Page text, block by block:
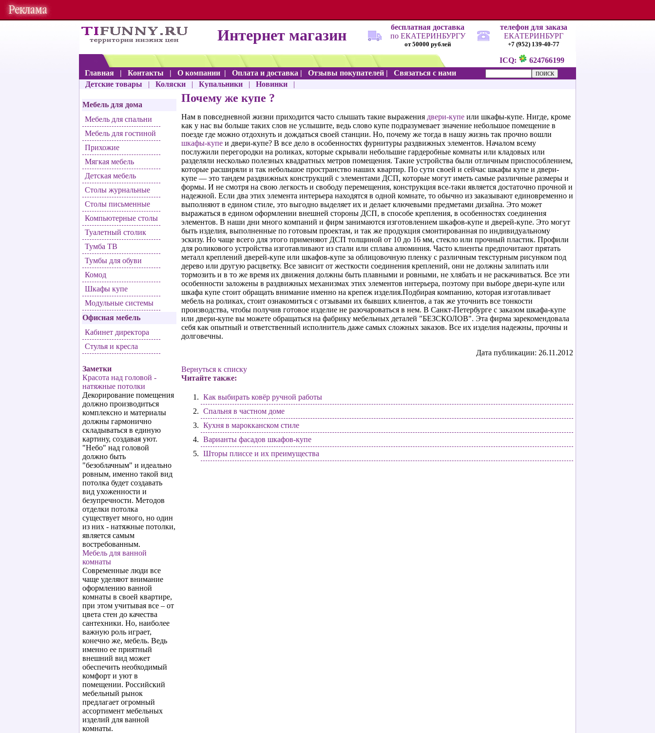
Интернет магазин
бесплатная доставка
по ЕКАТЕРИНБУРГУ
от 50000 рублей
телефон для заказа
ЕКАТЕРИНБУРГ
+7 (952) 139-40-77
ICQ:
624766199
Главная
| Контакты | О компании | Оплата и доставка | Отзывы покупателей |
Связаться с нами
Детские товары
| Коляски | Купальники | Новинки |
Мебель для дома
Мебель для спальни
Мебель для гостиной
Прихожие
Мягкая мебель
Детская мебель
Столы журнальные
Столы письменные
Компьютерные столы
Туалетный столик
Тумба ТВ
Тумбы для обуви
Комод
Шкафы купе
Модульные системы
Офисная мебель
Кабинет директора
Стулья и кресла
Заметки
Красота над головой -
натяжные потолки
Декорирование помещения
должно производиться
комплексно и материалы
должны гармонично
складываться в единую
картину, создавая уют.
"Небо" над головой
должно быть
"безоблачным" и идеально
ровным, именно такой вид
потолка будет создавать
вид ухоженности и
безупречности. Методов
отделки потолка
существует много, но один
из них - натяжные потолки,
является самым
востребованным.
Мебель для ванной
комнаты
Современные люди все
чаще уделяют внимание
оформлению ванной
комнаты в своей квартире,
при этом учитывая все – от
цвета стен до качества
сантехники. Но, наиболее
важную роль играет,
конечно же, мебель. Ведь
именно ее приятный
внешний вид может
обеспечить необходимый
комфорт и уют в
помещении. Российский
мебельный рынок
предлагает огромный
ассортимент мебельных
изделий для ванной
комнаты.
Почему же купе ?
Нам в повседневной жизни приходится часто слышать такие выражения двери-купе или шкафы-купе. Нигде, кроме
как у нас вы больше таких слов не услышите, ведь слово купе подразумевает значение небольшое помещение в
поезде где можно отдохнуть и дождаться своей станции. Но, почему же тогда в нашу жизнь так прочно вошли
шкафы-купе и двери-купе? В все дело в особенностях фурнитуры раздвижных элементов. Началом всему
послужили перегородки на роликах, которые скрывали небольшие гардеробные комнаты или кладовых или
разделяли несколько полезных квадратных метров помещения. Такие устройства были отличным приспособлением,
которые расширяли и так небольшое пространство наших квартир. По сути своей и сейчас шкафы купе и двери-
купе — это тандем раздвижных конструкций с элементами ДСП, которые могут иметь самые различные размеры и
формы. И не смотря на свою легкость и свободу перемещения, конструкция все-таки является достаточно прочной и
надежной. Если два этих элемента интерьера находятся в одной комнате, то обычно из заказывают единовременно и
выполняют в едином стиле, это выгодно выделяет их и делает ключевыми предметами дизайна. Это может
выражаться в едином оформлении внешней стороны ДСП, в способе крепления, в особенностях соединения
элементов. В наши дни много компаний и фирм занимаются изготовлением шкафов-купе и дверей-купе. Это могут
быть изделия, выполненные по готовым проектам, и так же продукция смонтированная по индивидуальному
эскизу. Но чаще всего для этого применяют ДСП толщиной от 10 до 16 мм, стекло или прочный пластик. Профили
для роликового устройства изготавливают из стали или сплава алюминия. Часто клиенты предпочитают прятать
металл креплений дверей-купе или шкафов-купе за облицовочную пленку с различным текстурным рисунком под
дерево или другую расцветку. Все зависит от жесткости соединения креплений, они не должны залипать или
тормозить и в то же время их движения должны быть плавными и ровными, не хлябать и не раскачиваться. Все эти
особенности заложены в раздвижных механизмах этих элементов интерьера, поэтому при выборе двери-купе или
шкафа купе стоит обращать внимание именно на крепеж изделия.Подбирая компанию, которая изготавливает
мебель на роликах, стоит ознакомиться с отзывами их бывших клиентов, а так же уточнить все тонкости
производства, чтобы получив готовое изделие не разочароваться в нем. В Санкт-Петербурге с заказом шкафа-купе
или двери-купе вы можете обращаться на фабрику мебельных деталей "БЕЗСКОЛОВ". Эта фирма зарекомендовала
себя как опытный и ответственный исполнитель даже самых сложных заказов. Все их изделия надежны, прочны и
долговечны.
Дата публикации: 26.11.2012
Вернуться к списку
Читайте также:
Как выбирать ковёр ручной работы
Спальня в частном доме
Кухня в марокканском стиле
Варианты фасадов шкафов-купе
Шторы плиссе и их преимущества